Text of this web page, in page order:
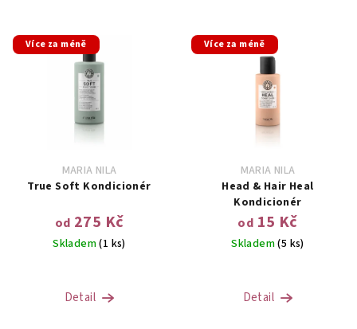
Více za méně
MARIA NILA
True Soft Kondicionér
od 275 Kč
Skladem(1 ks)
Detail
Více za méně
MARIA NILA
Head & Hair Heal
Kondicionér
od 15 Kč
Skladem(5 ks)
Detail